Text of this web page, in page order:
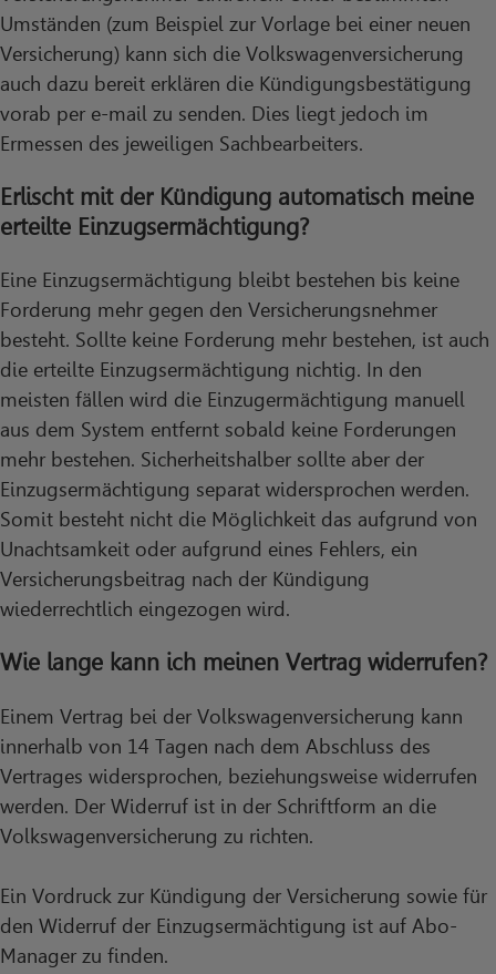
Umständen (zum Beispiel zur Vorlage bei einer neuen
Versicherung) kann sich die Volkswagenversicherung
auch dazu bereit erklären die Kündigungsbestätigung
vorab per e-mail zu senden. Dies liegt jedoch im
Ermessen des jeweiligen Sachbearbeiters.
Erlischt mit der Kündigung automatisch meine
erteilte Einzugsermächtigung?
Eine Einzugsermächtigung bleibt bestehen bis keine
Forderung mehr gegen den Versicherungsnehmer
besteht. Sollte keine Forderung mehr bestehen, ist auch
die erteilte Einzugsermächtigung nichtig. In den
meisten fällen wird die Einzugermächtigung manuell
aus dem System entfernt sobald keine Forderungen
mehr bestehen. Sicherheitshalber sollte aber der
Einzugsermächtigung separat widersprochen werden.
Somit besteht nicht die Möglichkeit das aufgrund von
Unachtsamkeit oder aufgrund eines Fehlers, ein
Versicherungsbeitrag nach der Kündigung
wiederrechtlich eingezogen wird.
Wie lange kann ich meinen Vertrag widerrufen?
Einem Vertrag bei der Volkswagenversicherung kann
innerhalb von 14 Tagen nach dem Abschluss des
Vertrages widersprochen, beziehungsweise widerrufen
werden. Der Widerruf ist in der Schriftform an die
Volkswagenversicherung zu richten.
Ein Vordruck zur Kündigung der Versicherung sowie für
den Widerruf der Einzugsermächtigung ist auf Abo-
Manager zu finden.